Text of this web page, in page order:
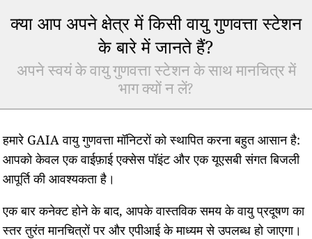
क्या आप अपने क्षेत्र में किसी वायु गुणवत्ता स्टेशन
के बारे में जानते हैं?
अपने स्वयं के वायु गुणवत्ता स्टेशन के साथ मानचित्र में
भाग क्यों न लें?
हमारे GAIA वायु गुणवत्ता मॉनिटरों को स्थापित करना बहुत आसान है:
आपको केवल एक वाईफ़ाई एक्सेस पॉइंट और एक यूएसबी संगत बिजली
आपूर्ति की आवश्यकता है।
एक बार कनेक्ट होने के बाद, आपके वास्तविक समय के वायु प्रदूषण का
स्तर तुरंत मानचित्रों पर और एपीआई के माध्यम से उपलब्ध हो जाएगा।